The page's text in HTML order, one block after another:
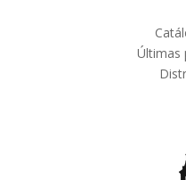
Últimas